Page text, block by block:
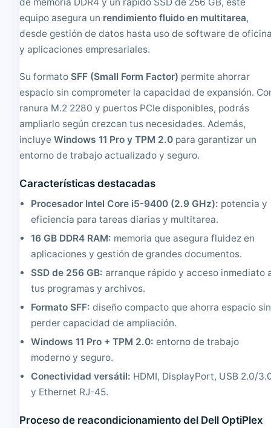
o
n
d
o
n
d
o
C
r
G
|
B
M
6
B
a
r
o
n
e
,
I
n
e
C
G
equipo asegura un rendimiento fluido en multitarea,
desde gestión de datos hasta uso de software de
y aplicaciones empresariales.
Su formato SFF (Small Form Factor) permite ahorrar
espacio sin comprometer la capacidad de expansión.
ranura M.2 2280 y puertos PCIe disponibles, podrás
ampliarlo según crezcan tus necesidades. Además,
incluyeWindows 11 Pro y TPM 2.0 para garantizar un
entorno de trabajo actualizado y seguro.
Características destacadas
Procesador Intel Core i5-9400 (2.9 GHz): potencia y
eficiencia para tareas diarias y multitarea.
16 GB DDR4 RAM: memoria que asegura fluidez en
aplicaciones y gestión de grandes documentos.
SSD de 256 GB: arranque rápido y acceso inmediato
tus programas y archivos.
Formato SFF: diseño compacto que ahorra espacio sin
perder capacidad de ampliación.
Windows 11 Pro + TPM 2.0: entorno de trabajo
moderno y seguro.
Conectividad versátil: HDMI, DisplayPort, USB 2.0/
y Ethernet RJ-45.
Proceso de reacondicionamiento del Dell OptiPlex